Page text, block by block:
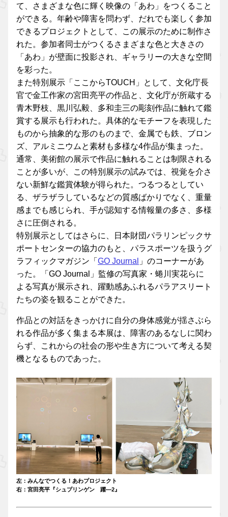
て、さまざまな色に輝く映像の「あわ」をつくること
ができる。年齢や障害を問わず、だれでも楽しく参加
できるプロジェクトとして、この展示のために制作さ
れた。参加者同士がつくるさまざまな色と大きさの
「あわ」が壁面に投影され、ギャラリーの大きな空間
を彩った。
また特別展示「ここからTOUCH」として、文化庁長
官で金工作家の宮田亮平の作品と、文化庁が所蔵する
青木野枝、黒川弘毅、多和圭三の彫刻作品に触れて鑑
賞する展示も行われた。具体的なモチーフを表現した
ものから抽象的な形のものまで、金属でも鉄、ブロン
ズ、アルミニウムと素材も多様な4作品が集まった。
通常、美術館の展示で作品に触れることは制限される
ことが多いが、この特別展示の試みでは、視覚を介さ
ない新鮮な鑑賞体験が得られた。つるつるとしてい
る、ザラザラしているなどの質感ばかりでなく、重量
感までも感じられ、手が認知する情報量の多さ、多様
さに圧倒される。
特別展示としてはさらに、日本財団パラリンピックサ
ポートセンターの協力のもと、パラスポーツを扱うグ
ラフィックマガジン「 GO Journal 」のコーナーがあ
った。「GO Journal」監修の写真家・蜷川実花らに
よる写真が展示され、躍動感あふれるパラアスリート
たちの姿を観ることができた。
作品との対話をきっかけに自分の身体感覚が揺さぶら
れる作品が多く集まる本展は、障害のあるなしに関わ
らず、これからの社会の形や生き方について考える契
機となるものであった。
左：みんなでつくる！あわプロジェクト
右：宮田亮平『シュプリンゲン 躍―2』